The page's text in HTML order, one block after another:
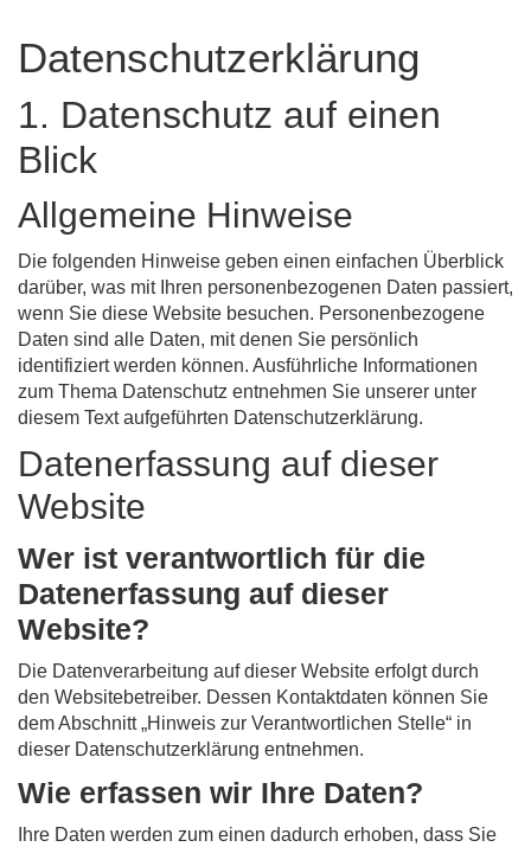
Datenschutz­erklärung
1. Datenschutz auf einen
Blick
Allgemeine Hinweise
Die folgenden Hinweise geben einen einfachen Überblick
darüber, was mit Ihren personenbezogenen Daten passiert,
wenn Sie diese Website besuchen. Personenbezogene
Daten sind alle Daten, mit denen Sie persönlich
identifiziert werden können. Ausführliche Informationen
zum Thema Datenschutz entnehmen Sie unserer unter
diesem Text aufgeführten Datenschutzerklärung.
Datenerfassung auf dieser
Website
Wer ist verantwortlich für die
Datenerfassung auf dieser
Website?
Die Datenverarbeitung auf dieser Website erfolgt durch
den Websitebetreiber. Dessen Kontaktdaten können Sie
dem Abschnitt „Hinweis zur Verantwortlichen Stelle“ in
dieser Datenschutzerklärung entnehmen.
Wie erfassen wir Ihre Daten?
Ihre Daten werden zum einen dadurch erhoben, dass Sie